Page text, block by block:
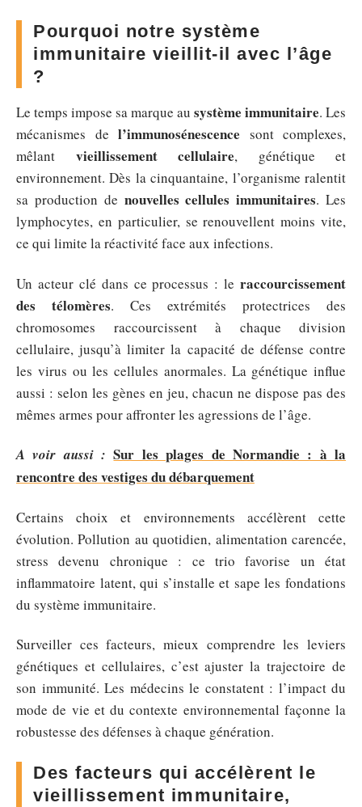
Pourquoi notre système
immunitaire vieillit-il avec l’âge
?
Le temps impose sa marque au système immunitaire. Les
mécanismes de l’immunosénescence sont complexes,
mêlant vieillissement cellulaire, génétique et
environnement. Dès la cinquantaine, l’organisme ralentit
sa production de nouvelles cellules immunitaires. Les
lymphocytes, en particulier, se renouvellent moins vite,
ce qui limite la réactivité face aux infections.
Un acteur clé dans ce processus : le raccourcissement
des télomères. Ces extrémités protectrices des
chromosomes raccourcissent à chaque division
cellulaire, jusqu’à limiter la capacité de défense contre
les virus ou les cellules anormales. La génétique influe
aussi : selon les gènes en jeu, chacun ne dispose pas des
mêmes armes pour affronter les agressions de l’âge.
A voir aussi : Sur les plages de Normandie : à la
rencontre des vestiges du débarquement
Certains choix et environnements accélèrent cette
évolution. Pollution au quotidien, alimentation carencée,
stress devenu chronique : ce trio favorise un état
inflammatoire latent, qui s’installe et sape les fondations
du système immunitaire.
Surveiller ces facteurs, mieux comprendre les leviers
génétiques et cellulaires, c’est ajuster la trajectoire de
son immunité. Les médecins le constatent : l’impact du
mode de vie et du contexte environnemental façonne la
robustesse des défenses à chaque génération.
Des facteurs qui accélèrent le
vieillissement immunitaire,